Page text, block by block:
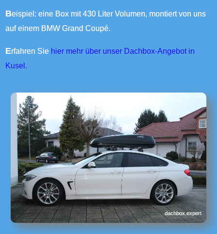
Beispiel: eine Box mit 430 Liter Volumen, montiert von uns
auf einem BMW Grand Coupé.
Erfahren Sie hier mehr über unser Dachbox-Angebot in
Kusel.
dachbox.expert